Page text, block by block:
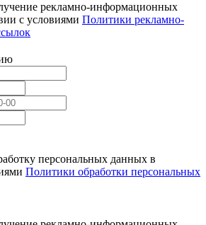
рекламно-информационных
с условиями Политики рекламно-
персональных данных в
Политики обработки персональных